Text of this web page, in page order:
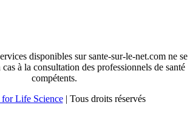
disponibles sur sante-sur-le-net.com ne se
à la consultation des professionnels de santé
compétents.
Life Science| Tous droits réservés